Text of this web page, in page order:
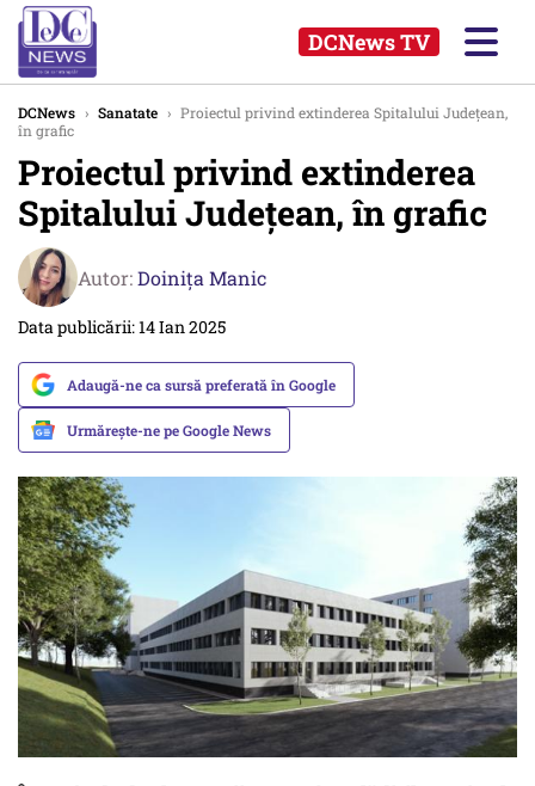
DCNews TV
DCNews › Sanatate › Proiectul privind extinderea Spitalului Județean,
în grafic
Proiectul privind extinderea
Spitalului Județean, în grafic
Autor:Doinița Manic
Data publicării: 14 Ian 2025
Adaugă-ne ca sursă preferată în Google
Urmărește-ne pe Google News